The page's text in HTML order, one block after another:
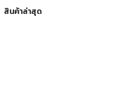
สินค้าล่าสุด